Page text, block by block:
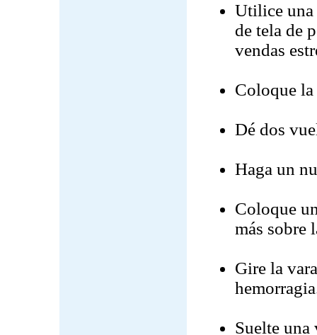
Utilice una
de tela de
vendas
Coloque la
Dé dos
Haga un
Coloque
más sobre
Gire la
Suelte una